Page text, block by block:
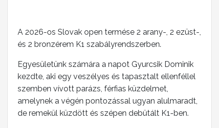
A 2026-os Slovak open termése 2 arany-, 2 ezüst-,
és 2 bronzérem K1 szabályrendszerben.
Egyesületünk számára a napot Gyurcsik Dominik
kezdte, aki egy veszélyes és tapasztalt ellenféllel
szemben vívott parázs, férfias küzdelmet,
amelynek a végén pontozással ugyan alulmaradt,
de remekül küzdött és szépen debütált K1-ben.